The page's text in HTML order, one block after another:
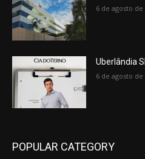
6 de agosto de
Uberlândia
6 de agosto de
POPULAR CATEGORY